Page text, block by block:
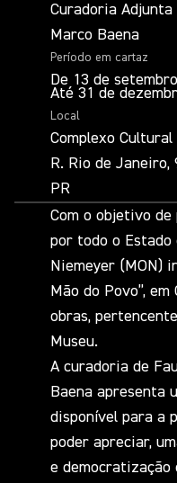
Com o objetivo
por todo o Estado
Niemeyer (MON)
Mão do Povo”,
obras,
Museu.
A curadoria de
Baena apresenta
disponível para a
poder apreciar,
e democratização
Curadoria Adjunta
Marco Baena
Período em cartaz
De 13 de
Até 31 de
Local
Complexo
R. Rio de Janeiro,
PR